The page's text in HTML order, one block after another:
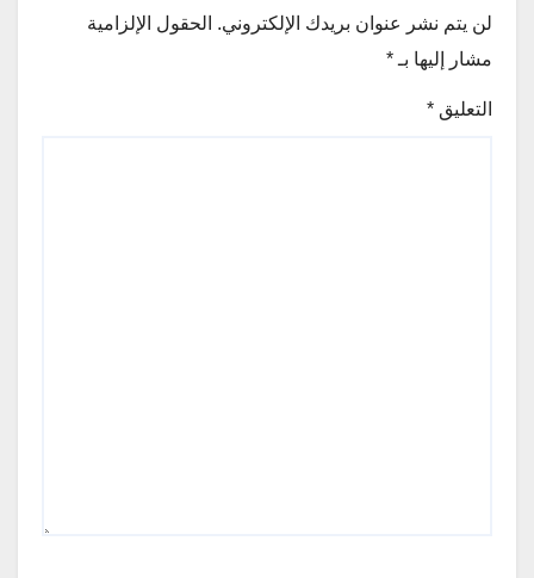
لن يتم نشر عنوان بريدك الإلكتروني. الحقول الإلزامية
مشار إليها بـ *
التعليق *